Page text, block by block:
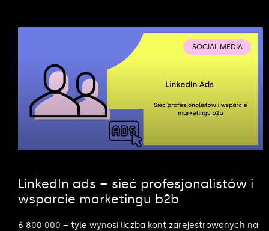
SOCIAL MEDIA
LinkedIn ads – sieć profesjonalistów i
wsparcie marketingu b2b
6 800 000 – tyle wynosi liczba kont zarejestrowanych na